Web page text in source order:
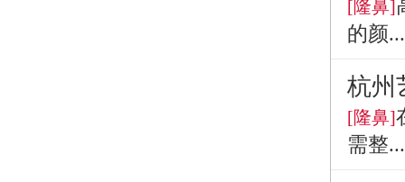
[隆鼻]
的颜...
杭州
[隆鼻]
需整...